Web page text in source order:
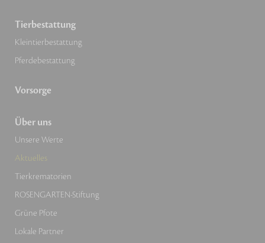
Tierbestattung
Kleintierbestattung
Pferdebestattung
Vorsorge
Über uns
Unsere Werte
Aktuelles
Tierkrematorien
ROSENGARTEN-Stiftung
Grüne Pfote
Lokale Partner